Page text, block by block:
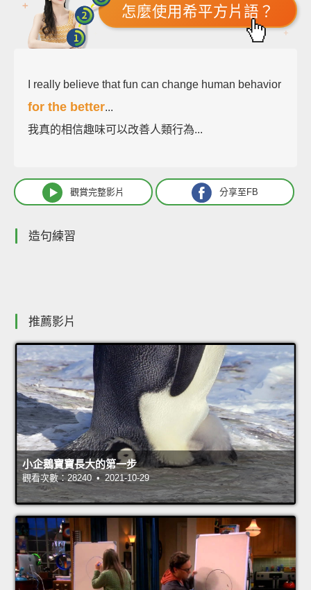
怎麼使用希平方片語？
I really believe that fun can change human behavior
for the better...
我真的相信趣味可以改善人類行為...
觀賞完整影片 分享至FB
造句練習
推薦影片
小企鵝寶寶長大的第一步
觀看次數：28240 • 2021-10-29